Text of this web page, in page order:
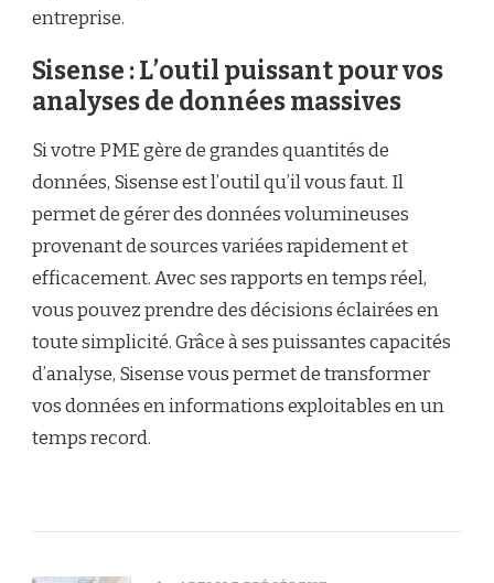
entreprise.
Sisense : L’outil puissant pour vos
analyses de données massives
Si votre PME gère de grandes quantités de
données, Sisense est l’outil qu’il vous faut. Il
permet de gérer des données volumineuses
provenant de sources variées rapidement et
efficacement. Avec ses rapports en temps réel,
vous pouvez prendre des décisions éclairées en
toute simplicité. Grâce à ses puissantes capacités
d’analyse, Sisense vous permet de transformer
vos données en informations exploitables en un
temps record.